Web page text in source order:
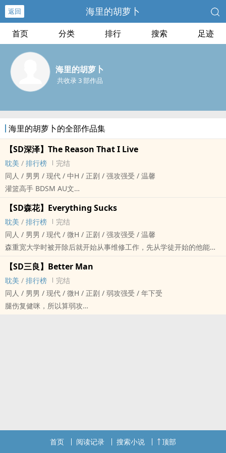
返回 海里的胡萝卜
首页 分类 排行 搜索 足迹
海里的胡萝卜
共收录 3 部作品
海里的胡萝卜的全部作品集
【SD深泽】The Reason That I Live
‌耽‌美‍‎‌ / 排行榜
完结
‌同‎‍‌人‍ / ‎男‌男‎‌ / 现代 / 中H / 正剧 / 强攻强受 / 温馨
灌篮高手 BDSM AU文
泽北不知道自己是不是 但他想试试
【SD森花】Everything Sucks
‌耽‌美‍‎‌ / 排行榜
完结
‌同‎‍‌人‍ / ‎男‌男‎‌ / 现代 / 微H / 正剧 / 强攻强受 / 温馨
森重宽大学时被开除后就开始从事维修工作，先从学徒开始的他能独
当一面以后，想着反正国内也毫无牵挂，所以遇到了机会就去了美国
赚美金。
没有人生目标的森重宽过一天算一天，从未想过安定或是未来。
樱木花道的人生从高一开始变得顺风顺水，遇到了许多不错的贵人，
加上他自己不懈的努力和坚持的勤勉，高中后直接被保送到美国
【SD三良】Better Man
‌耽‌美‍‎‌ / 排行榜
完结
‌同‎‍‌人‍ / ‎男‌男‎‌ / 现代 / 微H / 正剧 / 弱攻强受 / 年下受
腿伤复健咪，所以算弱攻
首页 阅读记录 搜索小说 顶部